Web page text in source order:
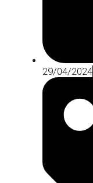
29/04/2024